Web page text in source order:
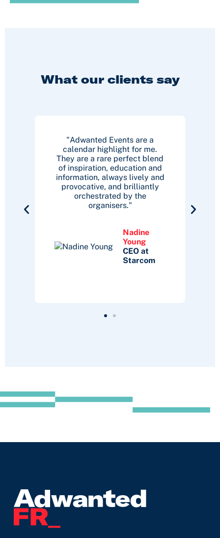
What our clients say
"Adwanted Events are a
calendar highlight for me.
They are a rare perfect blend
of inspiration, education and
information, always lively and
provocative, and brilliantly
orchestrated by the
organisers."
Nadine
Young
CEO at
Starcom